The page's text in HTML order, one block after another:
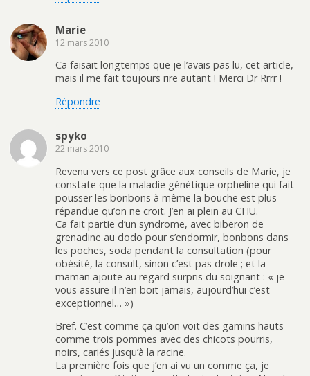
Marie
12 mars 2010
Ca faisait longtemps que je l’avais pas lu, cet article,
mais il me fait toujours rire autant ! Merci Dr Rrrr !
Répondre
spyko
22 mars 2010
Revenu vers ce post grâce aux conseils de Marie, je
constate que la maladie génétique orpheline qui fait
pousser les bonbons à même la bouche est plus
répandue qu’on ne croit. J’en ai plein au CHU.
Ca fait partie d’un syndrome, avec biberon de
grenadine au dodo pour s’endormir, bonbons dans
les poches, soda pendant la consultation (pour
obésité, la consult, sinon c’est pas drole ; et la
maman ajoute au regard surpris du soignant : « je
vous assure il n’en boit jamais, aujourd’hui c’est
exceptionnel… »)
Bref. C’est comme ça qu’on voit des gamins hauts
comme trois pommes avec des chicots pourris,
noirs, cariés jusqu’à la racine.
La première fois que j’en ai vu un comme ça, je